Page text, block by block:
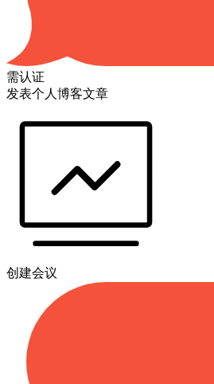
需认证
发表个人博客文章
创建会议